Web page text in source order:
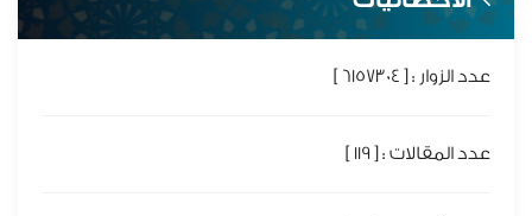
عدد الزوار : [ 6157304 ]
عدد المقالات : [ 119 ]